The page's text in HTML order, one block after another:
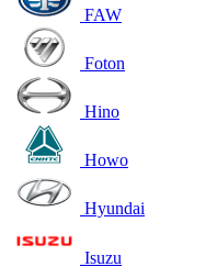
FAW
Foton
Hino
Howo
Hyundai
Isuzu